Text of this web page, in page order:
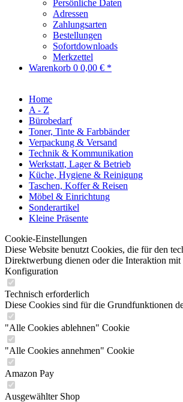
Persönliche Daten
Adressen
Zahlungsarten
Bestellungen
Sofortdownloads
Merkzettel
Warenkorb 0 0,00 € *
Home
A - Z
Bürobedarf
Toner, Tinte & Farbbänder
Verpackung & Versand
Technik & Kommunikation
Werkstatt, Lager & Betrieb
Küche, Hygiene & Reinigung
Taschen, Koffer & Reisen
Möbel & Einrichtung
Sonderartikel
Kleine Präsente
Cookie-Einstellungen
Diese Website benutzt Cookies, die für den
Direktwerbung dienen oder die Interaktion
Konfiguration
Technisch erforderlich
Diese Cookies sind für die Grundfunktionen
"Alle Cookies ablehnen" Cookie
"Alle Cookies annehmen" Cookie
Amazon Pay
Ausgewählter Shop